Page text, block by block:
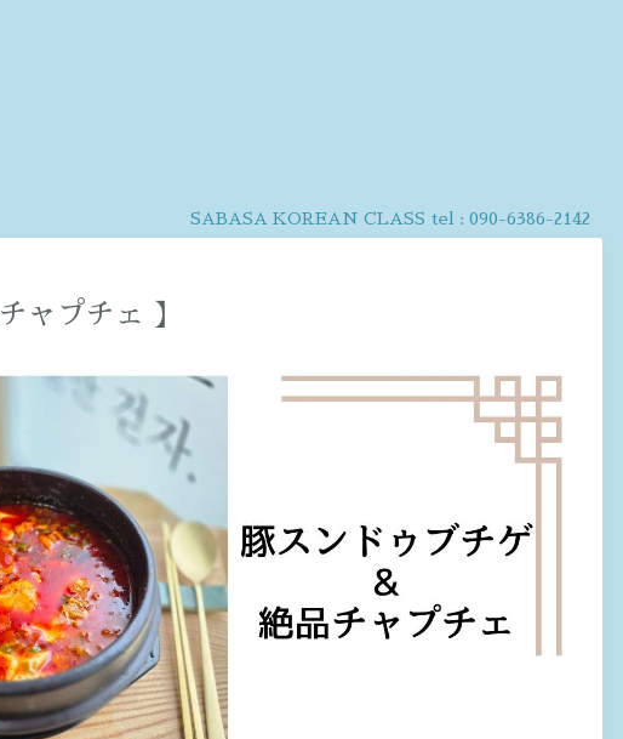
SABASA KOREAN CLASS tel : 090-6386-2142
ャプチェ 】